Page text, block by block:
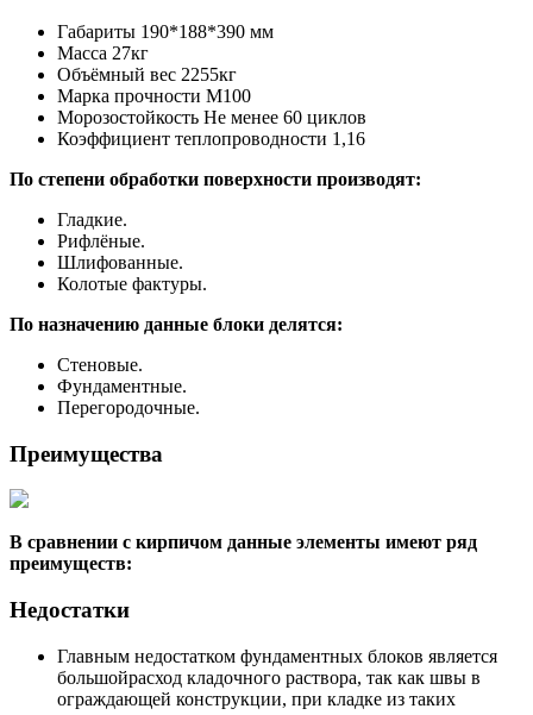
Габариты 190*188*390 мм
Масса 27кг
Объёмный вес 2255кг
Марка прочности М100
Морозостойкость Не менее 60 циклов
Коэффициент теплопроводности 1,16
По степени обработки поверхности производят:
Гладкие.
Рифлёные.
Шлифованные.
Колотые фактуры.
По назначению данные блоки делятся:
Стеновые.
Фундаментные.
Перегородочные.
Преимущества
В сравнении с кирпичом данные элементы имеют ряд
преимуществ:
Недостатки
Главным недостатком фундаментных блоков является
большойрасход кладочного раствора, так как швы в
ограждающей конструкции, при кладке из таких